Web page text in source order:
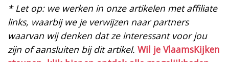
* Let op: we werken in onze artikelen met affiliate
links, waarbij we je verwijzen naar partners
waarvan wij denken dat ze interessant voor jou
zijn of aansluiten bij dit artikel. Wil je VlaamsKijken